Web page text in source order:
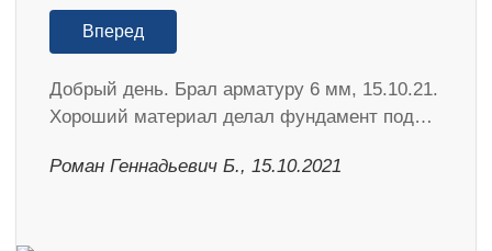
Вперед
Добрый день. Брал арматуру 6 мм, 15.10.21.
Хороший материал делал фундамент под…
Роман Геннадьевич Б., 15.10.2021